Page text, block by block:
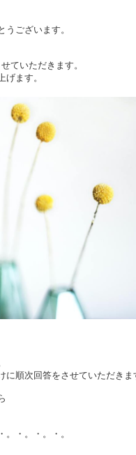
ございます。
ていただきます。
ます。
に順次回答をさせていただきま
。・。・。・。